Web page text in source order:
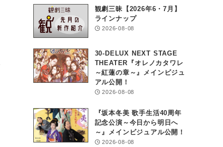
観劇三昧【2026年6・7月】
ラインナップ
2026-08-08
30-DELUX NEXT STAGE
THEATER『オレノカタワレ
～紅蓮の章～』メインビジュ
アル公開！
2026-08-08
『坂本冬美 歌手生活40周年
記念公演～今日から明日へ
～』メインビジュアル公開！
2026-08-08